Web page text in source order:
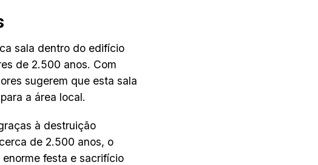
sala dentro do edifício
de 2.500 anos. Com
sugerem que esta sala
a área local.
à destruição
de 2.500 anos, o
festa e sacrifício